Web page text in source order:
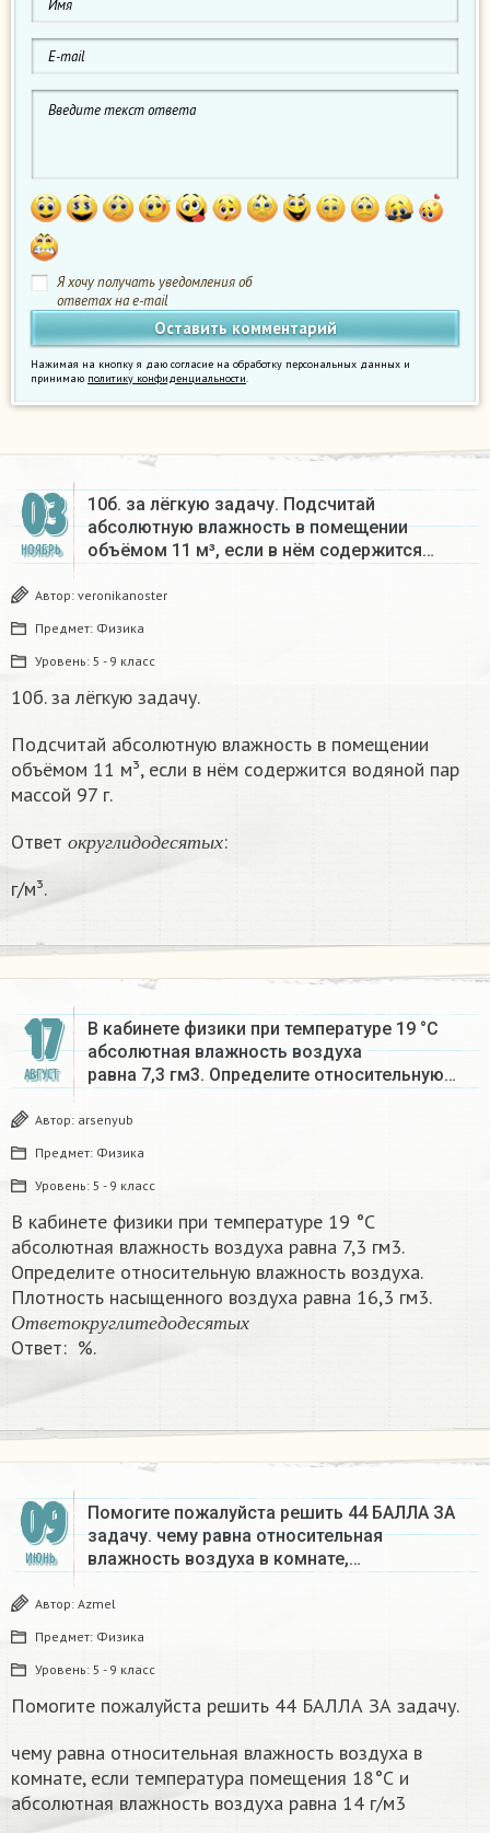
Я хочу получать уведомления об
ответах на e-mail
Нажимая на кнопку я даю согласие на обработку персональных данных и
принимаю политику конфиденциальности.
03
НОЯБРЬ
10б. за лёгкую задачу. Подсчитай
абсолютную влажность в помещении
объёмом 11 м³, если в нём содержится…
Автор: veronikanoster
Предмет: Физика
Уровень: 5 - 9 класс
10б. за лёгкую задачу.
Подсчитай абсолютную влажность в помещении
объёмом 11 м³, если в нём содержится водяной пар
массой 97 г.
Ответ
о кр у гл и д о д е сят ых
ид о
:
г/м³.
17
АВГУСТ
В кабинете физики при температуре 19 °С
абсолютная влажность воздуха
равна 7,3 гм3. Определите относительную…
Автор: arsenyub
Предмет: Физика
Уровень: 5 - 9 класс
В кабинете физики при температуре 19 °С
абсолютная влажность воздуха равна 7,3 гм3.
Определите относительную влажность воздуха.
Плотность насыщенного воздуха равна 16,3 гм3.
О т в е т о кр у гл и т е д о д е сят ых
Отв етокру глитедодесят ых
Ответ: %.
09
ИЮНЬ
Помогите пожалуйста решить 44 БАЛЛА ЗА
задачу. чему равна относительная
влажность воздуха в комнате,…
Автор: Azmel
Предмет: Физика
Уровень: 5 - 9 класс
Помогите пожалуйста решить 44 БАЛЛА ЗА задачу.
чему равна относительная влажность воздуха в
комнате, если температура помещения 18°С и
абсолютная влажность воздуха равна 14 г/м3​